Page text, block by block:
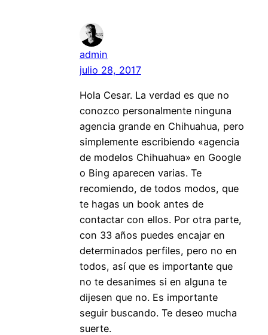
admin
julio 28, 2017
Hola Cesar. La verdad es que no
conozco personalmente ninguna
agencia grande en Chihuahua, pero
simplemente escribiendo «agencia
de modelos Chihuahua» en Google
o Bing aparecen varias. Te
recomiendo, de todos modos, que
te hagas un book antes de
contactar con ellos. Por otra parte,
con 33 años puedes encajar en
determinados perfiles, pero no en
todos, así que es importante que
no te desanimes si en alguna te
dijesen que no. Es importante
seguir buscando. Te deseo mucha
suerte.